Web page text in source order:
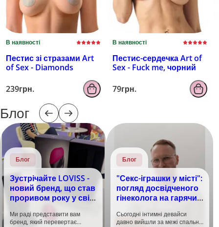
В наявності
Пестис зі стразами Art
of Sex - Diamonds
239грн.
В наявності
Пестис-сердечка Art of
Sex - Fuck me, чорний
79грн.
Блог
Блог
Зустрічайте LOVISS -
новий бренд, що став
проривом року у світі
Ми раді представити вам
бренд, який перевертає
Блог
"Секс-іграшки у місті":
погляд досвідченого
гінеколога на гарячий
Сьогодні інтимні девайси
давно вийшли за межі спальні.